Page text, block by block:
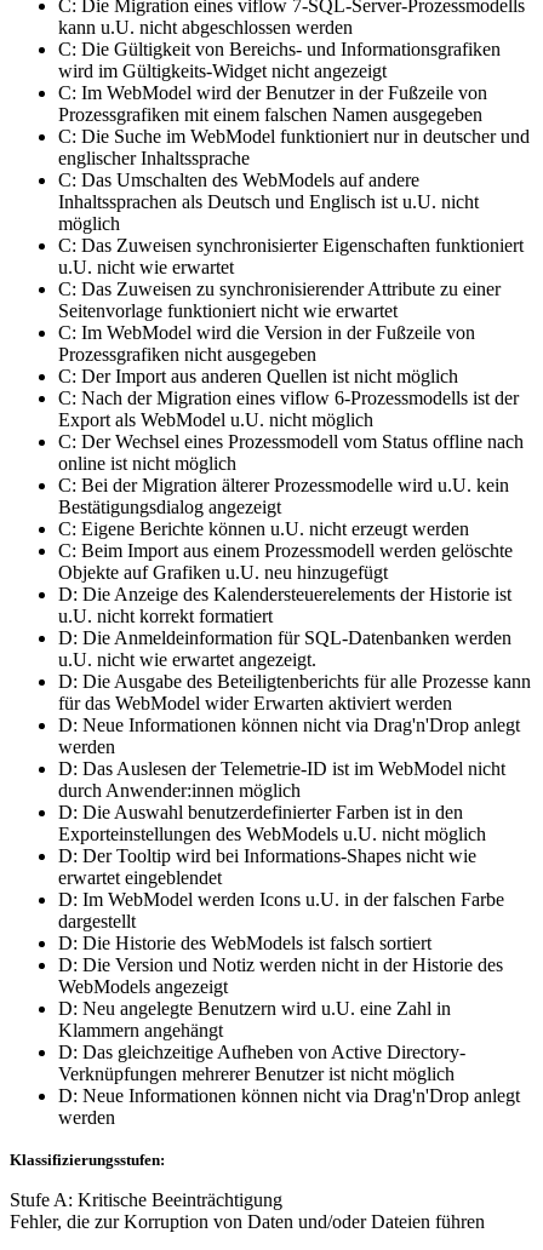
C: Die Migration eines viflow 7-SQL-Server-Prozessmodells
kann u.U. nicht abgeschlossen werden
C: Die Gültigkeit von Bereichs- und Informationsgrafiken
wird im Gültigkeits-Widget nicht angezeigt
C: Im WebModel wird der Benutzer in der Fußzeile von
Prozessgrafiken mit einem falschen Namen ausgegeben
C: Die Suche im WebModel funktioniert nur in deutscher und
englischer Inhaltssprache
C: Das Umschalten des WebModels auf andere
Inhaltssprachen als Deutsch und Englisch ist u.U. nicht
möglich
C: Das Zuweisen synchronisierter Eigenschaften funktioniert
u.U. nicht wie erwartet
C: Das Zuweisen zu synchronisierender Attribute zu einer
Seitenvorlage funktioniert nicht wie erwartet
C: Im WebModel wird die Version in der Fußzeile von
Prozessgrafiken nicht ausgegeben
C: Der Import aus anderen Quellen ist nicht möglich
C: Nach der Migration eines viflow 6-Prozessmodells ist der
Export als WebModel u.U. nicht möglich
C: Der Wechsel eines Prozessmodell vom Status offline nach
online ist nicht möglich
C: Bei der Migration älterer Prozessmodelle wird u.U. kein
Bestätigungsdialog angezeigt
C: Eigene Berichte können u.U. nicht erzeugt werden
C: Beim Import aus einem Prozessmodell werden gelöschte
Objekte auf Grafiken u.U. neu hinzugefügt
D: Die Anzeige des Kalendersteuerelements der Historie ist
u.U. nicht korrekt formatiert
D: Die Anmeldeinformation für SQL-Datenbanken werden
u.U. nicht wie erwartet angezeigt.
D: Die Ausgabe des Beteiligtenberichts für alle Prozesse kann
für das WebModel wider Erwarten aktiviert werden
D: Neue Informationen können nicht via Drag'n'Drop anlegt
werden
D: Das Auslesen der Telemetrie-ID ist im WebModel nicht
durch Anwender:innen möglich
D: Die Auswahl benutzerdefinierter Farben ist in den
Exporteinstellungen des WebModels u.U. nicht möglich
D: Der Tooltip wird bei Informations-Shapes nicht wie
erwartet eingeblendet
D: Im WebModel werden Icons u.U. in der falschen Farbe
dargestellt
D: Die Historie des WebModels ist falsch sortiert
D: Die Version und Notiz werden nicht in der Historie des
WebModels angezeigt
D: Neu angelegte Benutzern wird u.U. eine Zahl in
Klammern angehängt
D: Das gleichzeitige Aufheben von Active Directory-
Verknüpfungen mehrerer Benutzer ist nicht möglich
D: Neue Informationen können nicht via Drag'n'Drop anlegt
werden
Klassifizierungsstufen:
Stufe A: Kritische Beeinträchtigung
Fehler, die zur Korruption von Daten und/oder Dateien führen